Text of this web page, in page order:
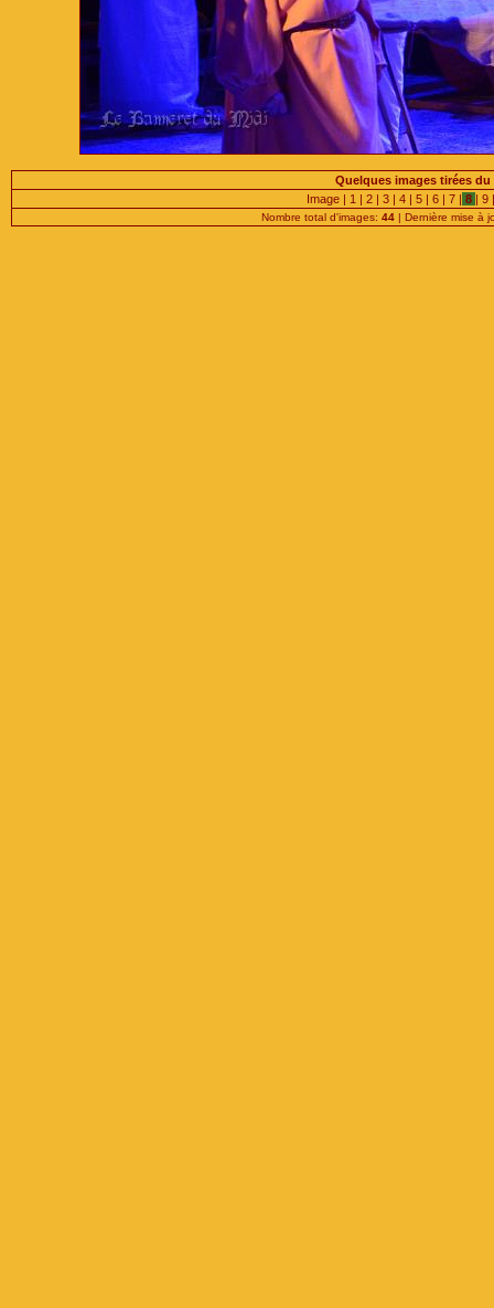
Quelques images tirées
Image | 1 | 2 | 3 | 4 | 5 | 6 | 7 | 8 | 9 |
Nombre total d'images: 44 | Dernière mise à